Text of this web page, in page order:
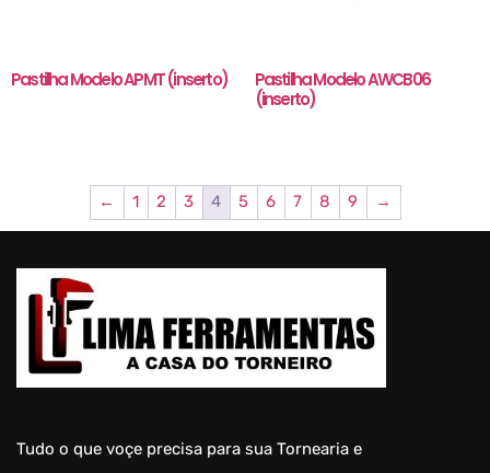
Pastilha Modelo APMT (inserto)
Pastilha Modelo AWCB06
(inserto)
← 1 2 3 4 5 6 7 8 9 →
Tudo o que voçe precisa para sua Tornearia e